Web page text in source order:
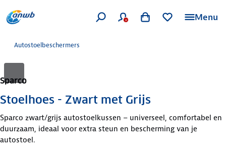
Menu
Autostoelbeschermers
Sparco
Stoelhoes - Zwart met Grijs
Sparco zwart/grijs autostoelkussen – universeel, comfortabel en
duurzaam, ideaal voor extra steun en bescherming van je
autostoel.